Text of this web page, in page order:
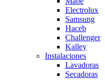
Electrolux
Samsung
Haceb
Challenger
Kalley
Instalaciones
Lavadoras
Secadoras